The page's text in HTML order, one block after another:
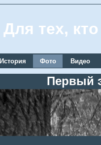
Для тех,
История Фото Видео
Первый